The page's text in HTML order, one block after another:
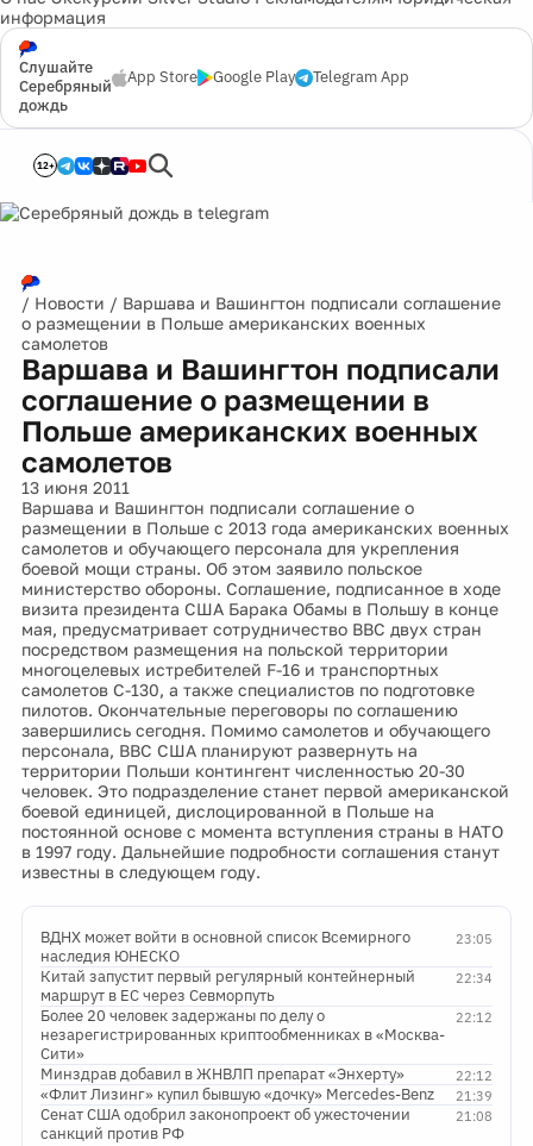
информация
Слушайте
Серебряный
дождь
App Store Google Play Telegram App
12+
/ Новости / Варшава и Вашингтон подписали соглашение
о размещении в Польше американских военных
самолетов
Варшава и Вашингтон подписали
соглашение о размещении в
Польше американских военных
самолетов
13 июня 2011
Варшава и Вашингтон подписали соглашение о
размещении в Польше с 2013 года американских военных
самолетов и обучающего персонала для укрепления
боевой мощи страны. Об этом заявило польское
министерство обороны. Соглашение, подписанное в ходе
визита президента США Барака Обамы в Польшу в конце
мая, предусматривает сотрудничество ВВС двух стран
посредством размещения на польской территории
многоцелевых истребителей F-16 и транспортных
самолетов C-130, а также специалистов по подготовке
пилотов. Окончательные переговоры по соглашению
завершились сегодня. Помимо самолетов и обучающего
персонала, ВВС США планируют развернуть на
территории Польши контингент численностью 20-30
человек. Это подразделение станет первой американской
боевой единицей, дислоцированной в Польше на
постоянной основе с момента вступления страны в НАТО
в 1997 году. Дальнейшие подробности соглашения станут
известны в следующем году.
23:05
ВДНХ может войти в основной список Всемирного
наследия ЮНЕСКО
22:34
Китай запустит первый регулярный контейнерный
маршрут в ЕС через Севморпуть
22:12
Более 20 человек задержаны по делу о
незарегистрированных криптообменниках в «Москва-
Сити»
22:12
Минздрав добавил в ЖНВЛП препарат «Энхерту»
21:39
«Флит Лизинг» купил бывшую «дочку» Mercedes-Benz
21:08
Сенат США одобрил законопроект об ужесточении
санкций против РФ